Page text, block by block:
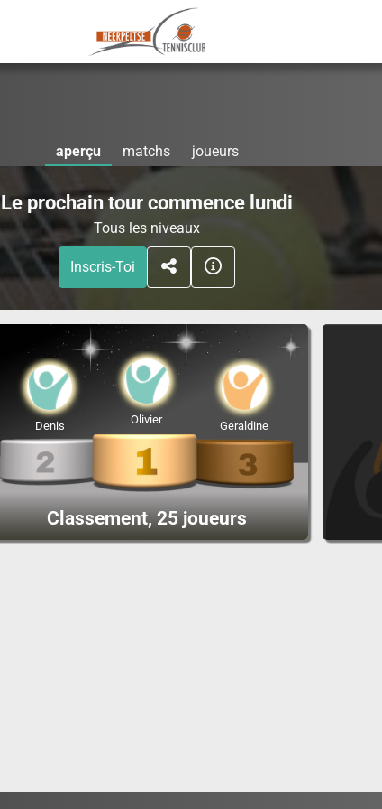
aperçu matchs joueurs
Le prochain tour commence lundi
Tous les niveaux
Inscris-Toi
Classement, 25 joueurs
Olivier
Denis Geraldine